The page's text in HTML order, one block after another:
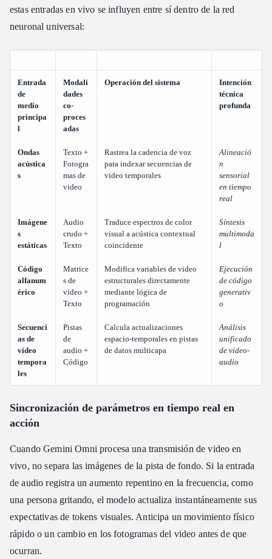
estas entradas en vivo se influyen entre sí dentro de la red
neuronal universal:
Entrada
de
medio
principa
l
Modali
dades
co-
proces
adas
Operación del sistema
Intención
técnica
profunda
Ondas
acústica
s
Texto +
Fotogra
mas de
video
Rastrea la cadencia de voz
para indexar secuencias de
video temporales
Alineació
n
sensorial
en tiempo
real
Imágene
s
estáticas
Audio
crudo +
Texto
Traduce espectros de color
visual a acústica contextual
coincidente
Síntesis
multimoda
l
Código
alfanum
érico
Matrice
s de
video +
Texto
Modifica variables de video
estructurales directamente
mediante lógica de
programación
Ejecución
de código
generativ
o
Secuenci
as de
video
tempora
les
Pistas
de
audio +
Código
Calcula actualizaciones
espacio-temporales en pistas
de datos multicapa
Análisis
unificado
de video-
audio
Sincronización de parámetros en tiempo real en
acción
Cuando Gemini Omni procesa una transmisión de video en
vivo, no separa las imágenes de la pista de fondo. Si la entrada
de audio registra un aumento repentino en la frecuencia, como
una persona gritando, el modelo actualiza instantáneamente sus
expectativas de tokens visuales. Anticipa un movimiento físico
rápido o un cambio en los fotogramas del video antes de que
ocurran.